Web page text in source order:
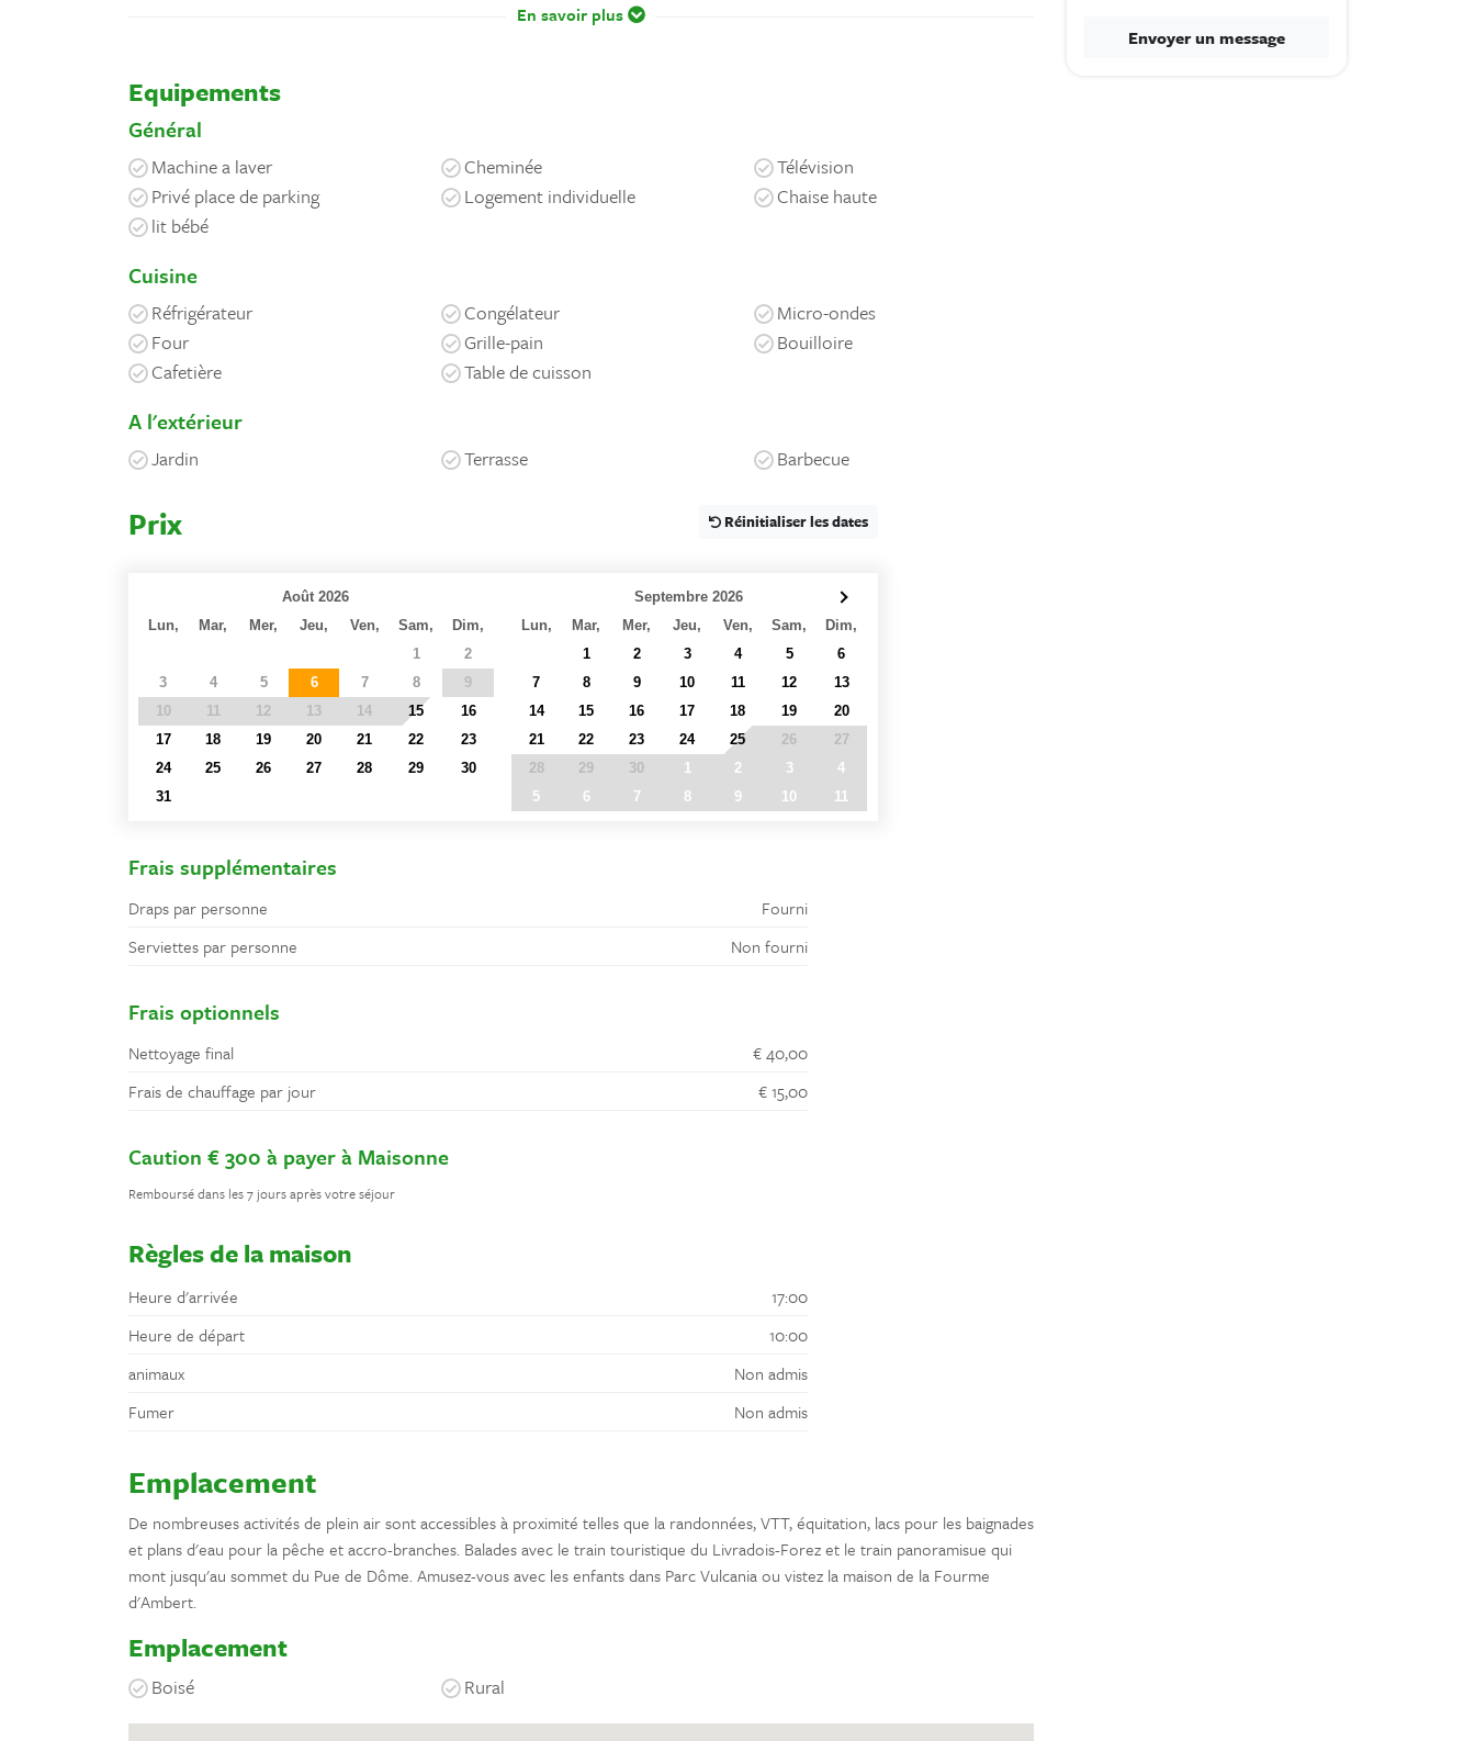
En savoir plus
Equipements
Général
Machine a laver Cheminée
Télévision
Privé place de parking
Logement individuelle
Chaise haute
lit bébé
Cuisine
Réfrigérateur Congélateur
Micro-ondes
Four
Grille-pain
Bouilloire
Cafetière
Table de cuisson
A l'extérieur
Jardin Terrasse Barbecue
Prix Réinitialiser les dates
Août 2026
Lun,
Mar, Mer, Jeu, Ven, Sam,
Dim,
1
2
3
4 5 6 7 8
9
10
11 12 13 14 15
16
17
18 19 20 21 22
23
24
25 26 27 28 29
30
31
Septembre 2026
Lun,
Mar, Mer, Jeu, Ven, Sam,
Dim,
1 2 3 4 5
6
7
8 9 10 11 12
13
14
15 16 17 18 19
20
21
22 23 24 25 26
27
28
29 30 1 2 3
4
5
6 7 8 9 10 11
Frais supplémentaires
Draps par personne
Fourni
Serviettes par personne
Non fourni
Frais optionnels
Nettoyage final
€ 40,00
Frais de chauffage par jour
€ 15,00
Caution € 300 à payer à Maisonne
Remboursé dans les 7 jours après votre séjour
Règles de la maison
Heure d'arrivée
17:00
Heure de départ
10:00
animaux
Non admis
Fumer
Non admis
Emplacement
De nombreuses activités de plein air sont accessibles à proximité telles que la randonnées, VTT, équitation, lacs pour les baignades
et plans d'eau pour la pêche et accro-branches. Balades avec le train touristique du Livradois-Forez et le train panoramisue qui
mont jusqu'au sommet du Pue de Dôme. Amusez-vous avec les enfants dans Parc Vulcania ou vistez la maison de la Fourme
d'Ambert.
Emplacement
Boisé Rural
Envoyer un message